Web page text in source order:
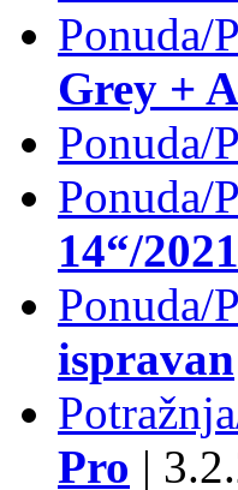
Ponuda/
Grey +
Ponuda/
Ponuda/
14“/
Ponuda/
ispravan
Pro |